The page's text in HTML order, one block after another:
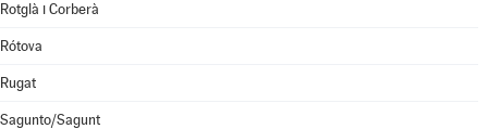
Rotglà i Corberà
Rótova
Rugat
Sagunto/Sagunt